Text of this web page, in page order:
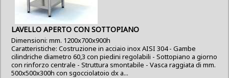
LAVELLO APERTO CON SOTTOPIANO
Dimensioni: mm. 1200x700x900h
Caratteristiche: Costruzione in acciaio inox AISI 304 - Gambe
cilindriche diametro 60,3 con piedini regolabili - Sottopiano a giorno
con rinforzo centrale - Struttura smontabile - Vasca raggiata di mm.
500x500x300h con sgocciolatoio dx a...